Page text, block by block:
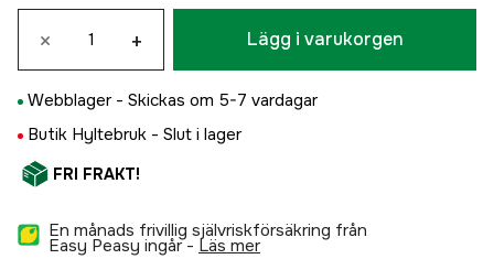
× + Lägg i varukorgen
Webblager - Skickas om 5-7 vardagar
Butik Hyltebruk - Slut i lager
FRI FRAKT!
En månads frivillig självriskförsäkring från
Easy Peasy ingår - läs mer